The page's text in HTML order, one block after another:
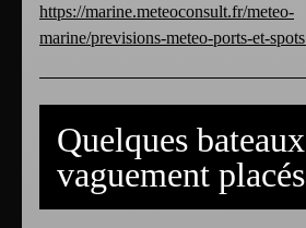
https://marine.meteoconsult.fr/meteo-
marine/previsions-meteo-ports-et-spots
Quelques bateaux
vaguement placés